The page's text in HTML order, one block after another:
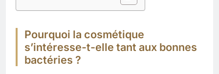
Pourquoi la cosmétique
s’intéresse-t-elle tant aux bonnes
bactéries ?